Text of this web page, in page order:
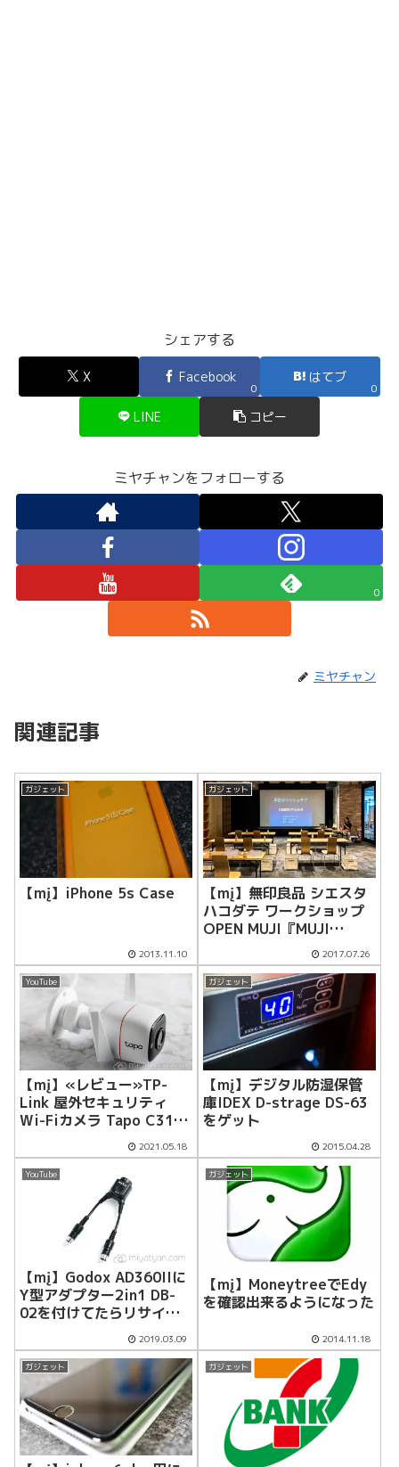
シェアする
X Facebook
0
はてブ
0
LINE コピー
ミヤチャンをフォローする
0
ミヤチャン
関連記事
ガジェット
【mį】iPhone 5s Case
2013.11.10
ガジェット
【mį】無印良品 シエスタ
ハコダテ ワークショップ
OPEN MUJI『MUJI
WALK』が終了しました♬
2017.07.26
YouTube
【mį】«レビュー»TP-
Link 屋外セキュリティ
Wi-Fiカメラ Tapo C310
2021.05.18
ガジェット
【mį】デジタル防湿保管
庫IDEX D-strage DS-63
をゲット
2015.04.28
YouTube
【mį】Godox AD360IIに
Y型アダプター2in1 DB-
02を付けてたらリサイク
ルタイムを短くなりました
2019.03.09
ガジェット
【mį】MoneytreeでEdy
を確認出来るようになった
2014.11.18
ガジェット ガジェット